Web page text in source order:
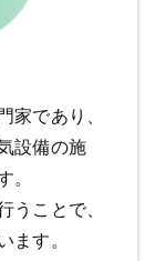
家であり、
設備の施
。
うことで、
ます。